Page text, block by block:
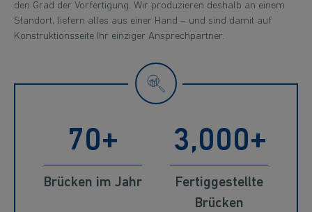
den Grad der Vorfertigung. Wir produzieren deshalb an einem
Standort, liefern alles aus einer Hand – und sind damit auf
Konstruktionsseite Ihr einziger Ansprechpartner.
70
Brücken im Jahr
3,000
Fertiggestellte
Brücken